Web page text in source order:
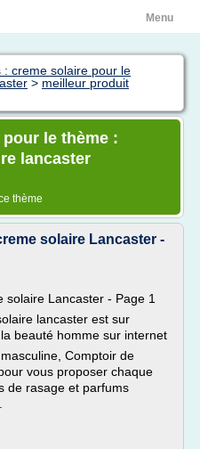
Menu
: creme solaire pour le
> meilleur produit
le thème :
lancaster
thème
solaire Lancaster -
solaire Lancaster - Page 1
lancaster est sur
beauté homme sur internet
Comptoir de
vous proposer chaque
de rasage et parfums